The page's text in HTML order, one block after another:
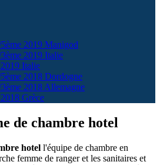
2019 Manigod
2019 Italie
Italie
2018 Dordogne
2018 Allemagne
Grèce
de chambre hotel
hotel l'équipe de chambre en
femme de ranger et les sanitaires et